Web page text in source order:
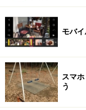
モバ
スマ
う